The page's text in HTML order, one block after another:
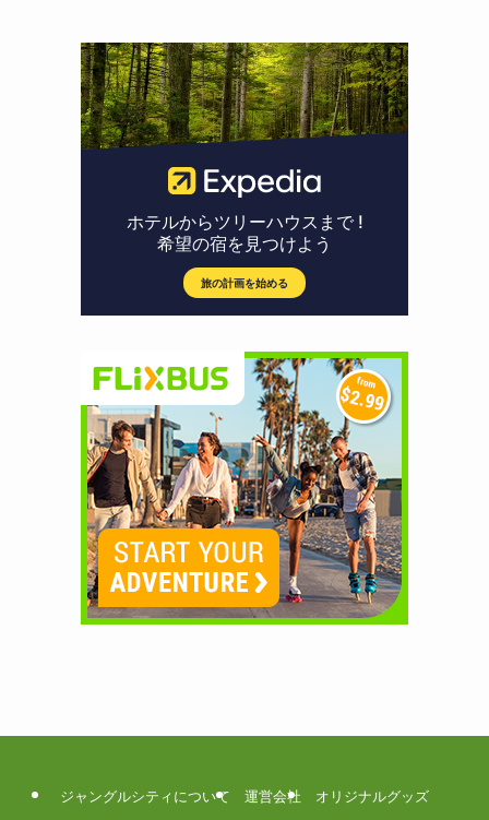
ジャングルシティについて 運営会社
オリジナルグッズ